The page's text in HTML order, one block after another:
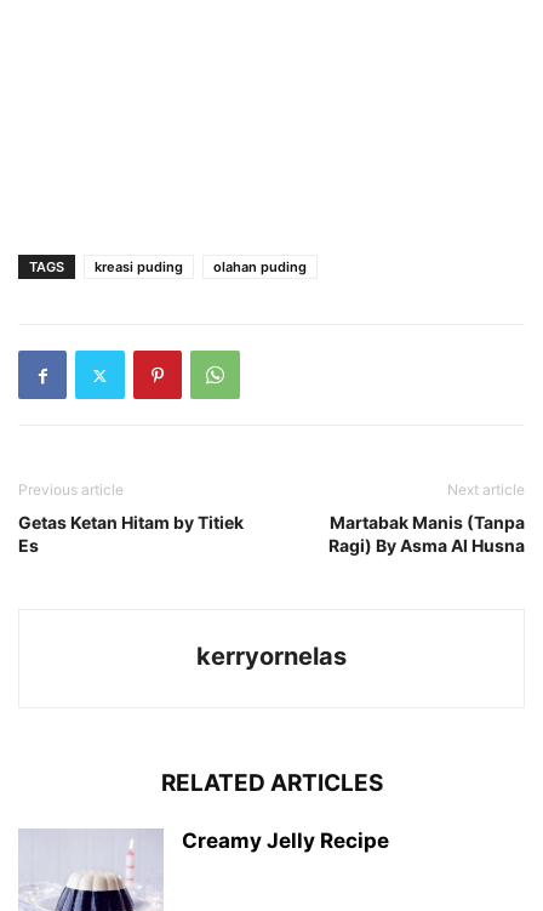
TAGS kreasi puding olahan puding
Previous article
Getas Ketan Hitam by Titiek
Es
Next article
Martabak Manis (Tanpa
Ragi) By Asma Al Husna
kerryornelas
RELATED ARTICLES
Creamy Jelly Recipe